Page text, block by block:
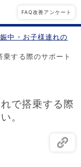
FAQ改善アンケート
中・お子様連れの
する際のサポート
で搭乗する際
。